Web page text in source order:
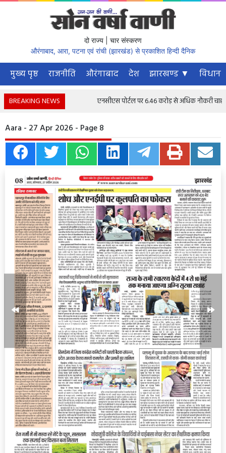
दो राज्य | चार संस्करण
औरंगाबाद, आरा, पटना एवं रांची (झारखंड) से प्रकाशित हिन्दी दैनिक
मुख्य पृष्ठ राजनीति औरंगाबाद देश झारखण्ड ▼
BREAKING NEWS एनसीएस पोर्टल पर 6.46 करोड़ से अधिक नौकरी चाहने
Aara - 27 Apr 2026 - Page 8